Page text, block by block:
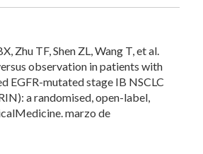
Zhu TF, Shen ZL, Wang T, et al.
observation in patients with
EGFR-mutated stage IB NSCLC
a randomised, open-label,
marzo de